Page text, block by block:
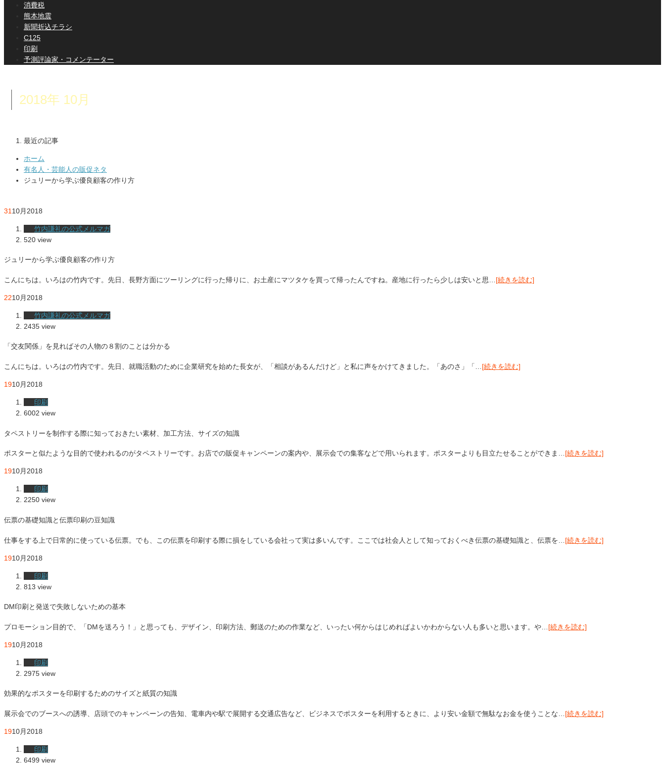
消費税
熊本地震
新聞折込チラシ
C125
印刷
予測評論家・コメンテーター
2018年 10月
最近の記事
ホーム
有名人・芸能人の販促ネタ
ジュリーから学ぶ優良顧客の作り方
31 10月 2018
竹内謙礼の公式メルマガ
520 view
ジュリーから学ぶ優良顧客の作り方
こんにちは。いろはの竹内です。先日、長野方面にツーリングに行った帰りに、お土産にマツタケを買って帰ったんですね。産地に行ったら少しは安いと思… [続きを読む]
2210月 2018
竹内謙礼の公式メルマガ
2435 view
「交友関係」を見ればその人物の８割のことは分かる
こんにちは。いろはの竹内です。先日、就職活動のために企業研究を始めた長女が、「相談があるんだけど」と私に声をかけてきました。「あのさ」「… [続きを読む]
1910月 2018
印刷
6002 view
タペストリーを制作する際に知っておきたい素材、加工方法、サイズの知識
ポスターと似たような目的で使われるのがタペストリーです。お店での販促キャンペーンの案内や、展示会での集客などで用いられます。ポスターよりも目立たせることができま…[続きを読む]
1910月2018
印刷
2250 view
伝票の基礎知識と伝票印刷の豆知識
仕事をする上で日常的に使っている伝票。でも、この伝票を印刷する際に損をしている会社って実は多いんです。ここでは社会人として知っておくべき伝票の基礎知識と、伝票を… [続きを読む]
1910月 2018
印刷
813 view
DM印刷と発送で失敗しないための基本
プロモーション目的で、「DMを送ろう！」と思っても、デザイン、印刷方法、郵送のための作業など、いったい何からはじめればよいかわからない人も多いと思います。や… [続きを読む]
1910月 2018
印刷
2975 view
効果的なポスターを印刷するためのサイズと紙質の知識
展示会でのブースへの誘導、店頭でのキャンペーンの告知、電車内や駅で展開する交通広告など、ビジネスでポスターを利用するときに、より安い金額で無駄なお金を使うことな… [続きを読む]
1910月 2018
印刷
6499 view